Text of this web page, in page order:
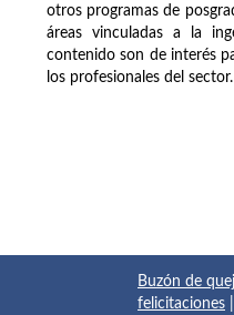
otros programas de
áreas vinculadas a la
contenido son de interés
los profesionales del sector.
Buzón de
felicitaciones